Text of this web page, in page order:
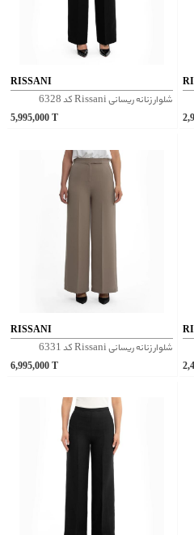
RISSANI
شلوار زنانه ریسانی Rissani کد 6328
5,995,000
RISSANI
شلوار زنانه ریسانی Rissani کد 6331
6,995,000